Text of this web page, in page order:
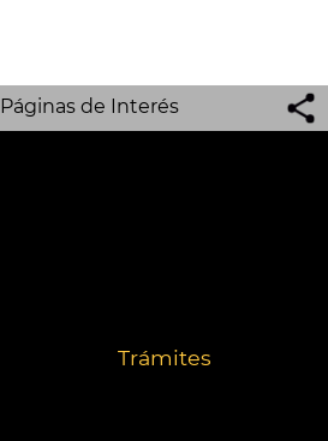
Páginas de Interés
Trámites